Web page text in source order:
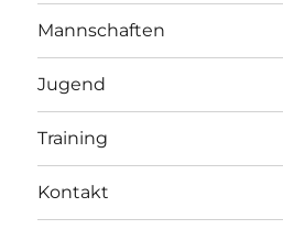
Mannschaften
Jugend
Training
Kontakt